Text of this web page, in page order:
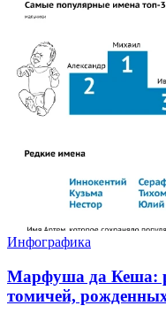
Инфографика
Марфуша да Кеша:
томичей,